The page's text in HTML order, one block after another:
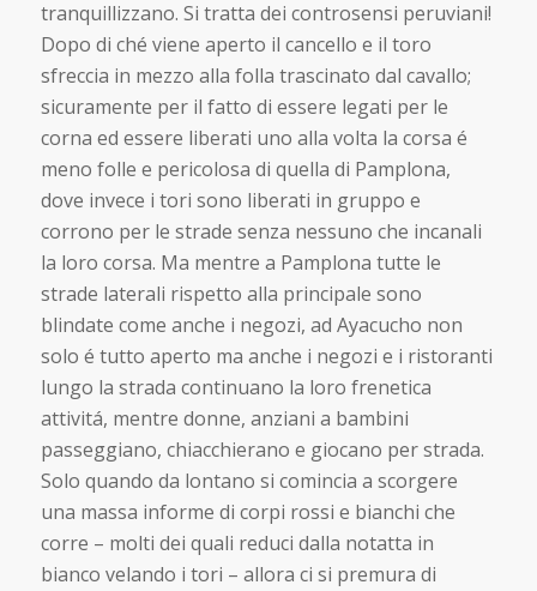
tranquillizzano. Si tratta dei controsensi peruviani!
Dopo di ché viene aperto il cancello e il toro
sfreccia in mezzo alla folla trascinato dal cavallo;
sicuramente per il fatto di essere legati per le
corna ed essere liberati uno alla volta la corsa é
meno folle e pericolosa di quella di Pamplona,
dove invece i tori sono liberati in gruppo e
corrono per le strade senza nessuno che incanali
la loro corsa. Ma mentre a Pamplona tutte le
strade laterali rispetto alla principale sono
blindate come anche i negozi, ad Ayacucho non
solo é tutto aperto ma anche i negozi e i ristoranti
lungo la strada continuano la loro frenetica
attivitá, mentre donne, anziani a bambini
passeggiano, chiacchierano e giocano per strada.
Solo quando da lontano si comincia a scorgere
una massa informe di corpi rossi e bianchi che
corre – molti dei quali reduci dalla notatta in
bianco velando i tori – allora ci si premura di